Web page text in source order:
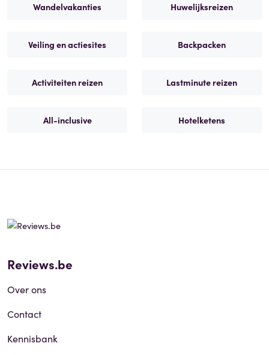
Wandelvakanties Huwelijksreizen
Veiling en actiesites Backpacken
Activiteiten reizen Lastminute reizen
All-inclusive Hotelketens
Reviews.be
Over ons
Contact
Kennisbank